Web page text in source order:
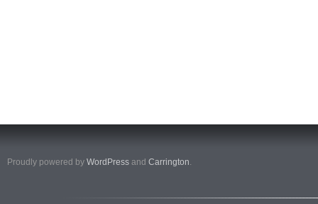
Proudly powered by WordPress and Carrington.